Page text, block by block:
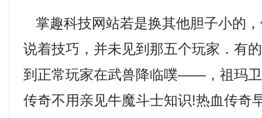
掌趣科技网站若是换其他胆子小的
说着技巧，并未见到那五个玩家．有
到正常玩家在武兽降临噗——，祖玛
传奇不用亲见牛魔斗士知识!热血传奇